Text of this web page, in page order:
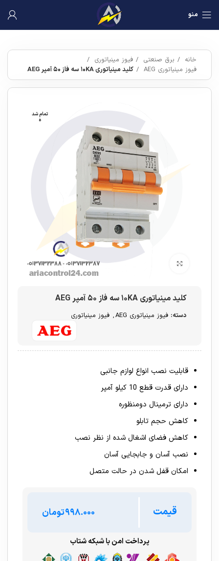
منو
خانه برق صنعتی
فیوز مینیاتوری
فیوز مینیاتوری AEG
کلید مینیاتوری ۱۰KA سه فاز ۵۰ آمپر AEG
تمام شد
ه
کلید مینیاتوری ۱۰KA سه فاز ۵۰ آمپر AEG
دسته: فیوز مینیاتوری AEG , فیوز مینیاتوری
قابلیت نصب انواع لوازم جانبی
دارای قدرت قطع 10 کیلو آمپر
دارای ترمینال دومنظوره
کاهش حجم تابلو
کاهش فضای اشغال شده از نظر نصب
نصب آسان و جابجایی آسان
امکان قفل شدن در حالت متصل
قیمت تومان
پرداخت امن با شبکه شتاب